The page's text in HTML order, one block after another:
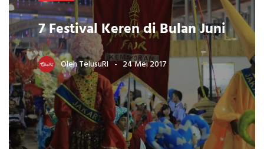
7 Festival Keren di Bulan Juni
OlehTelusuRI 24 Mei 2017